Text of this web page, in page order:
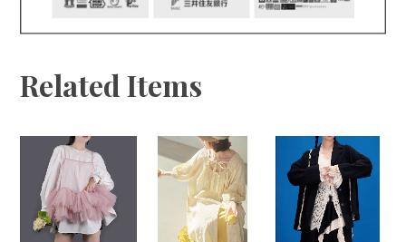
Related Items